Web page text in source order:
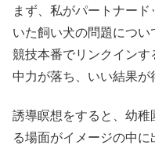
まず、私がパートナー
いた飼い犬の問題につ
競技本番でリンクイン
中力が落ち、いい結果が
誘導瞑想をすると、幼
る場面がイメージの中